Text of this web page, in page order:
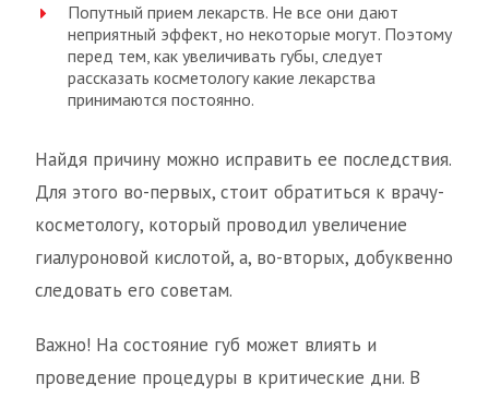
Попутный прием лекарств. Не все они дают
неприятный эффект, но некоторые могут. Поэтому
перед тем, как увеличивать губы, следует
рассказать косметологу какие лекарства
принимаются постоянно.
Найдя причину можно исправить ее последствия.
Для этого во-первых, стоит обратиться к врачу-
косметологу, который проводил увеличение
гиалуроновой кислотой, а, во-вторых, добуквенно
следовать его советам.
Важно! На состояние губ может влиять и
проведение процедуры в критические дни. В